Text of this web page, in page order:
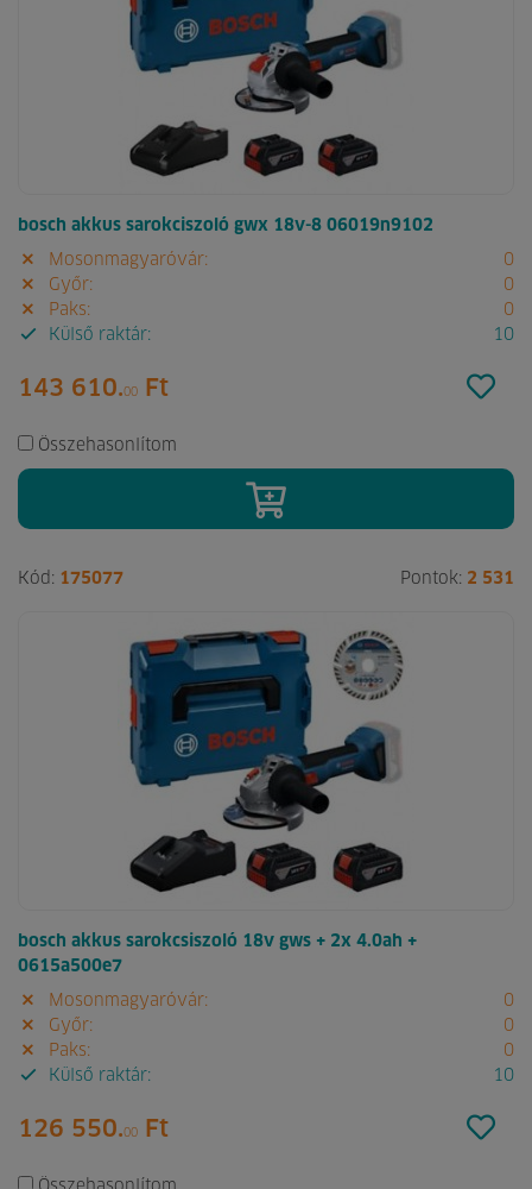
bosch akkus sarokciszoló gwx 18v-8 06019n9102
Mosonmagyaróvár:
0
Győr:
0
Paks:
0
Külső raktár:
10
143 610.00 Ft
Összehasonlítom
Kód: 175077 Pontok: 2 531
bosch akkus sarokcsiszoló 18v gws + 2x 4.0ah +
0615a500e7
Mosonmagyaróvár:
0
Győr:
0
Paks:
0
Külső raktár:
10
126 550.00 Ft